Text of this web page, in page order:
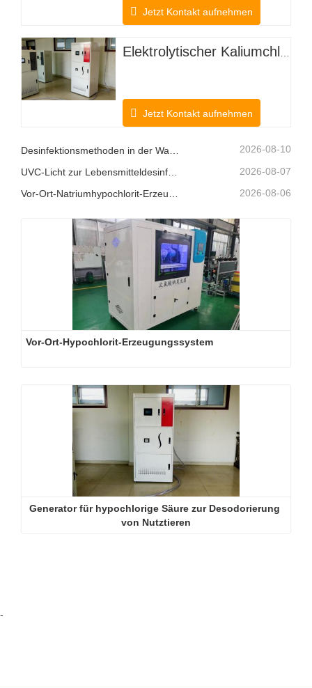
Jetzt Kontakt aufnehmen
Elektrolytischer Kaliumchlorid-Hypochlorsäuregenerator für landwirtschaftliche Anpflanzungen
Jetzt Kontakt aufnehmen
2026-08-10
2026-08-07
2026-08-06
Vor-Ort-Hypochlorit-Erzeugungssystem
Generator für hypochlorige Säure zur Desodorierung
von Nutztieren
-